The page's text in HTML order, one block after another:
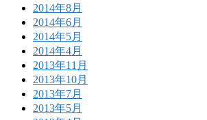
2014年8月
2014年6月
2014年5月
2014年4月
2013年11月
2013年10月
2013年7月
2013年5月